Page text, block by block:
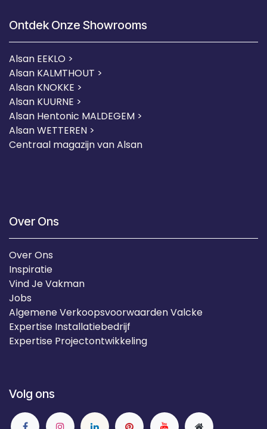
Ontdek Onze Showrooms
Alsan EEKLO >
Alsan KALMTHOUT >
Alsan KNOKKE >
Alsan KUURNE >
Alsan Hentonic MALDEGEM >
Alsan WETTEREN >
Centraal magazijn van Alsan
Over Ons
Over Ons
Inspiratie
Vind Je Vakman
Jobs
Algemene Verkoopsvoorwaarden Valcke
Expertise Installatiebedrijf
Expertise Projectontwikkeling
Volg ons